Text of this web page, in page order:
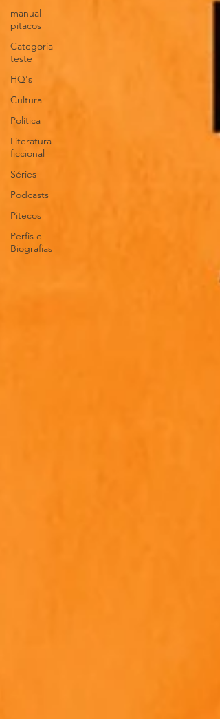
manual
pitacos
Categoria
teste
HQ's
Cultura
Política
Literatura
ficcional
Séries
Podcasts
Pitecos
Perfis e
Biografias